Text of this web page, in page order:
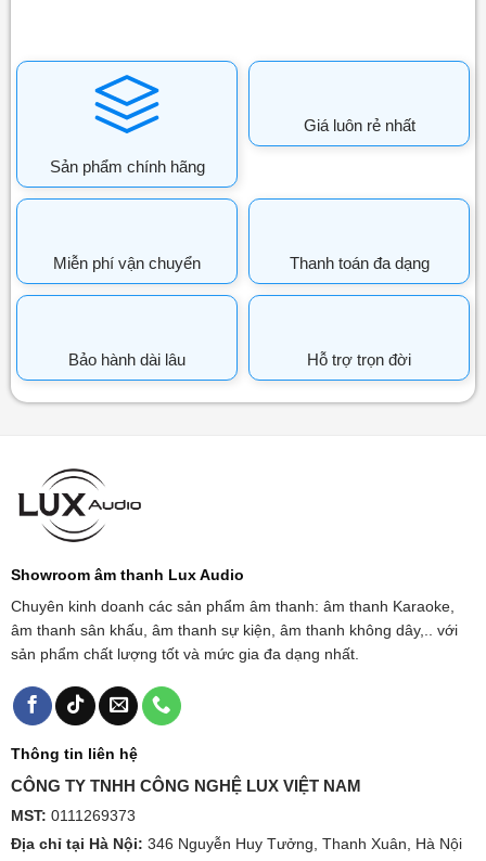
Sản phẩm chính hãng
Giá luôn rẻ nhất
Miễn phí vận chuyển Thanh toán đa dạng
Bảo hành dài lâu Hỗ trợ trọn đời
Showroom âm thanh Lux Audio
Chuyên kinh doanh các sản phẩm âm thanh: âm thanh Karaoke,
âm thanh sân khấu, âm thanh sự kiện, âm thanh không dây,.. với
sản phẩm chất lượng tốt và mức gia đa dạng nhất.
Thông tin liên hệ
CÔNG TY TNHH CÔNG NGHỆ LUX VIỆT NAM
MST: 0111269373
Địa chỉ tại Hà Nội: 346 Nguyễn Huy Tưởng, Thanh Xuân, Hà Nội